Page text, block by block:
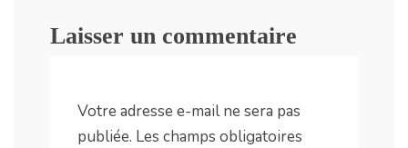
Laisser un commentaire
Votre adresse e-mail ne sera pas
publiée. Les champs obligatoires